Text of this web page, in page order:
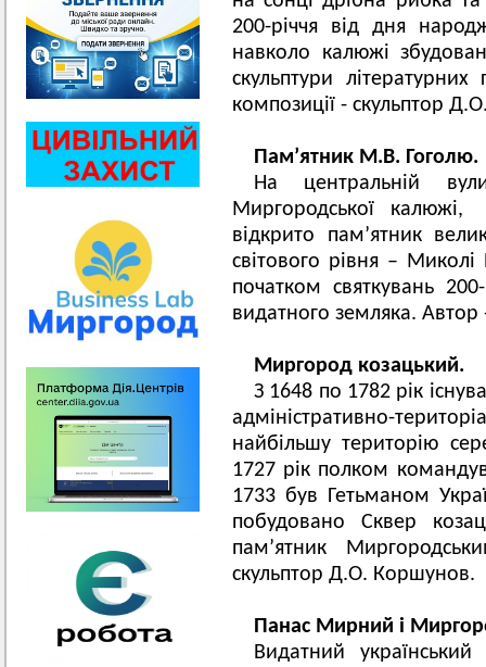
200-річчя від дня
навколо калюжі
скульптури
композиції - скульптор
Пам’ятник М.В. Гоголю.
На центральній
Миргородської
відкрито пам’ятник
світового рівня –
початком святкувань
видатного земляка.
Миргород козацький.
З 1648 по 1782 рік
адміністративно-
найбільшу територію
1727 рік полком
1733 був Гетьманом
побудовано Сквер
пам’ятник
скульптор Д.О. Коршунов.
Панас Мирний і
Видатний